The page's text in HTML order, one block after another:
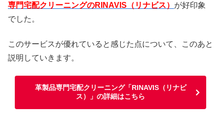
専門宅配クリーニングのRINAVIS（リナビス） が好印象
でした。
このサービスが優れていると感じた点について、このあと
説明していきます。
革製品専門宅配クリーニング「RINAVIS（リナビ
ス）」の詳細はこちら